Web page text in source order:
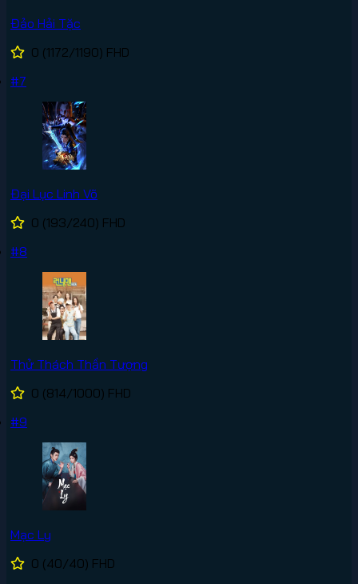
Đảo Hải Tặc
0 (1172/1190) FHD
#7
Đại Lục Linh Võ
0 (193/240) FHD
#8
Thử Thách Thần Tượng
0 (814/1000) FHD
#9
Mạc Ly
0 (40/40) FHD